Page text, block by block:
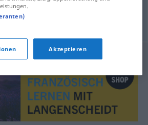
noyer
Akzeptieren